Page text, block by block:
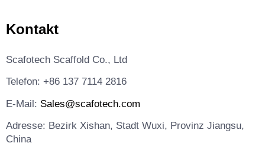
Kontakt
Scafotech Scaffold Co., Ltd
Telefon: +86 137 7114 2816
E-Mail: Sales@scafotech.com
Adresse: Bezirk Xishan, Stadt Wuxi, Provinz Jiangsu,
China